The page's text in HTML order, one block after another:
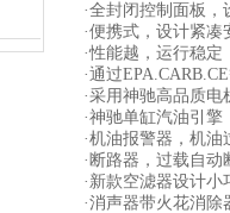
·全封闭控制面板
·便携式，设计紧
·性能越，运行稳
·通过
·采用神驰高品质电
·神驰单缸汽油引擎
·机油报警器，机
·断路器，过载自动
·新款空滤器设计
·消声器带火花消